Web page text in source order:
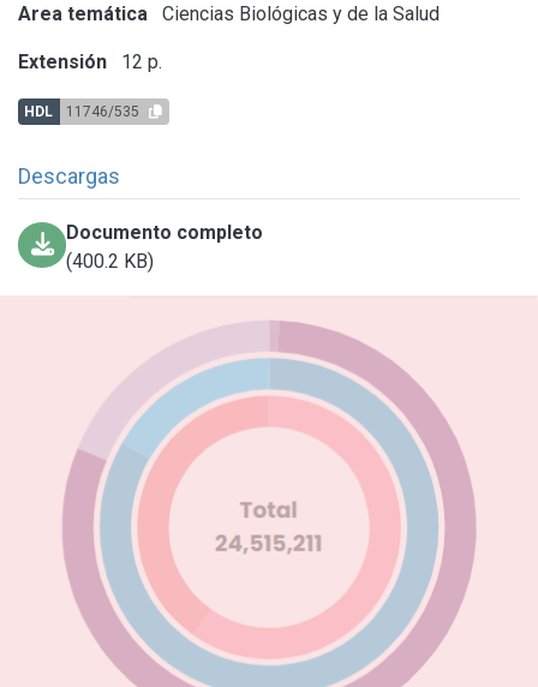
Area temática Ciencias Biológicas y de la Salud
Extensión 12 p.
HDL 11746/535
Descargas
Documento completo
(400.2 KB)